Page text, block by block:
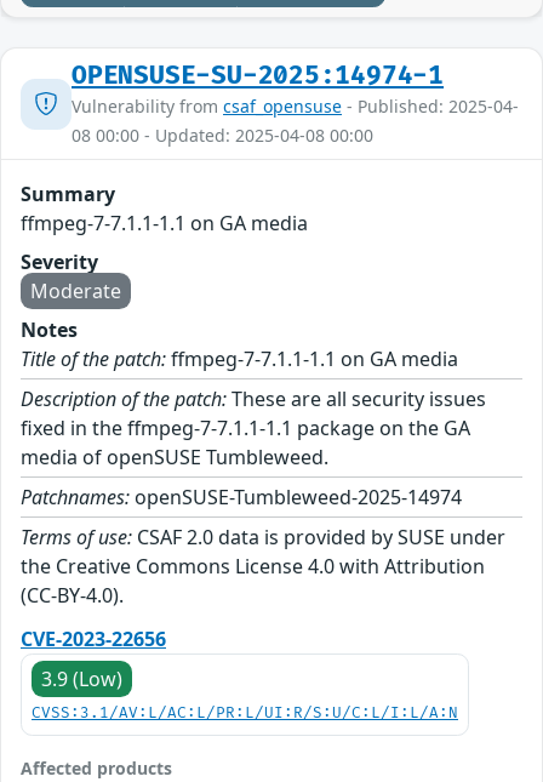
OPENSUSE-SU-2025:14974-1
Vulnerability from csaf_opensuse - Published: 2025-04-
08 00:00 - Updated: 2025-04-08 00:00
Summary
ffmpeg-7-7.1.1-1.1 on GA media
Severity
Moderate
Notes
Title of the patch:ffmpeg-7-7.1.1-1.1 on GA media
Description of the patch:These are all security issues
fixed in the ffmpeg-7-7.1.1-1.1 package on the GA
media of openSUSE Tumbleweed.
Patchnames: openSUSE-Tumbleweed-2025-14974
Terms of use: CSAF 2.0 data is provided by SUSE under
the Creative Commons License 4.0 with Attribution
(CC-BY-4.0).
CVE-2023-22656
3.9 (Low)
CVSS:3.1/AV:L/AC:L/PR:L/UI:R/S:U/C:L/I:L/A:N
Affected products